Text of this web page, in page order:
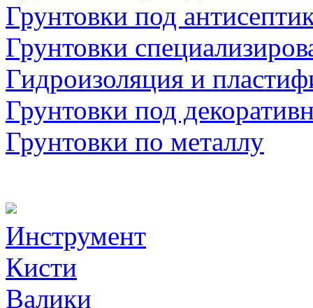
Грунтовки под
Грунтовки
Гидроизоляция и
Грунтовки под
Грунтовки по металлу
Инструмент
Кисти
Валики